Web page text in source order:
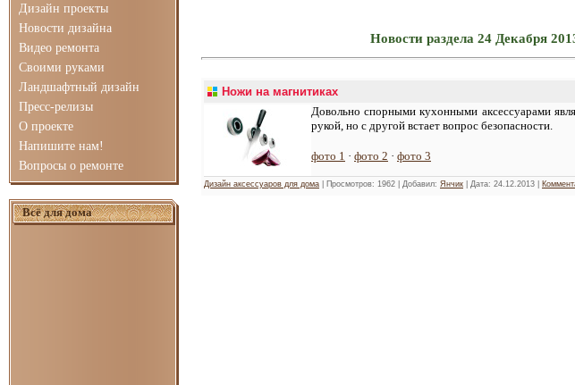
Дизайн проекты
Новости дизайна
Видео ремонта
Своими руками
Ландшафтный дизайн
Пресс-релизы
О проекте
Напишите нам!
Вопросы о ремонте
Всё для дома
Новости раздела 24 Декабря
Ножи на магнитиках
Довольно спорными кухонными аксессуарами
рукой, но с другой встает вопрос безопасности.
фото 1 · фото 2 · фото 3
Дизайн аксессуаров для дома | Просмотров: 1962 | Добавил: Янчик | Дата: 24.12.2013